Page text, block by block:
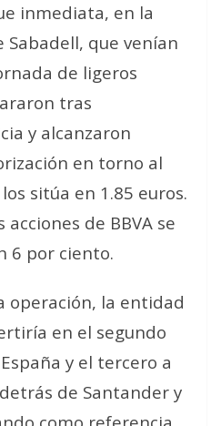
inmediata, en la
Sabadell, que venían
de ligeros
tras
y alcanzaron
en torno al
sitúa en 1.85 euros.
de BBVA se
6 por ciento.
operación, la entidad
en el segundo
y el tercero a
de Santander y